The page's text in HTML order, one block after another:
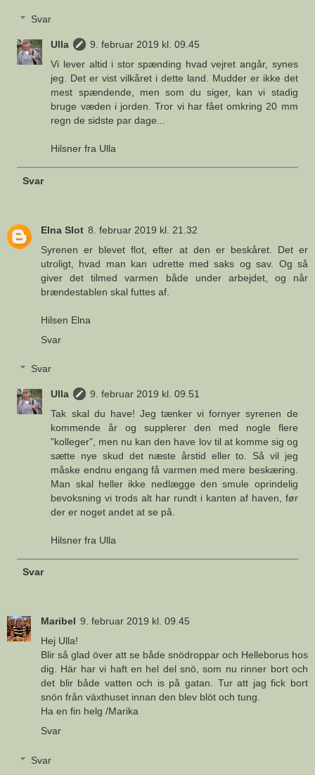
Svar
Ulla
9. februar 2019 kl. 09.45
Vi lever altid i stor spænding hvad vejret angår, synes
jeg. Det er vist vilkåret i dette land. Mudder er ikke det
mest spændende, men som du siger, kan vi stadig
bruge væden i jorden. Tror vi har fået omkring 20 mm
regn de sidste par dage...
Hilsner fra Ulla
Svar
Elna Slot 8. februar 2019 kl. 21.32
Syrenen er blevet flot, efter at den er beskåret. Det er
utroligt, hvad man kan udrette med saks og sav. Og så
giver det tilmed varmen både under arbejdet, og når
brændestablen skal futtes af.
Hilsen Elna
Svar
Svar
Ulla
9. februar 2019 kl. 09.51
Tak skal du have! Jeg tænker vi fornyer syrenen de
kommende år og supplerer den med nogle flere
"kolleger", men nu kan den have lov til at komme sig og
sætte nye skud det næste årstid eller to. Så vil jeg
måske endnu engang få varmen med mere beskæring.
Man skal heller ikke nedlægge den smule oprindelig
bevoksning vi trods alt har rundt i kanten af haven, før
der er noget andet at se på.
Hilsner fra Ulla
Svar
Maribel 9. februar 2019 kl. 09.45
Hej Ulla!
Blir så glad över att se både snödroppar och Helleborus hos
dig. Här har vi haft en hel del snö, som nu rinner bort och
det blir både vatten och is på gatan. Tur att jag fick bort
snön från växthuset innan den blev blöt och tung.
Ha en fin helg /Marika
Svar
Svar